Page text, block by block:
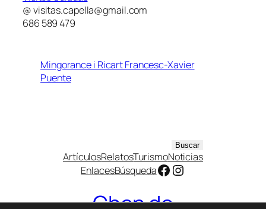
@ visitas.capella@gmail.com
686 589 479
Mingorance i Ricart Francesc-Xavier
Puente
Buscar
ArtículosRelatosTurismoNoticias
EnlacesBúsquedaFacebook Instagram